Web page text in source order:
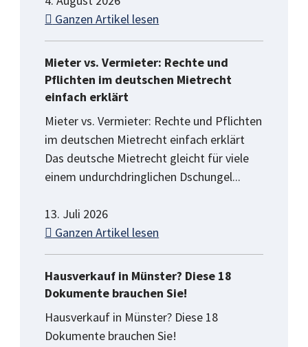
Ganzen Artikel lesen
Mieter vs. Vermieter: Rechte und
Pflichten im deutschen Mietrecht
einfach erklärt
Mieter vs. Vermieter: Rechte und Pflichten
im deutschen Mietrecht einfach erklärt
Das deutsche Mietrecht gleicht für viele
einem undurchdringlichen Dschungel...
13. Juli 2026
Ganzen Artikel lesen
Hausverkauf in Münster? Diese 18
Dokumente brauchen Sie!
Hausverkauf in Münster? Diese 18
Dokumente brauchen Sie!